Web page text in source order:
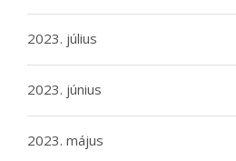
2023. július
2023. június
2023. május